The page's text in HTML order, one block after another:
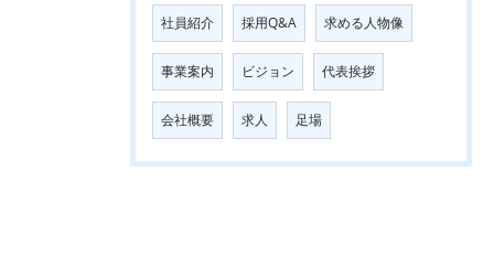
社員紹介 採用Q&A 求める人物像
事業案内 ビジョン 代表挨拶
会社概要 求人 足場